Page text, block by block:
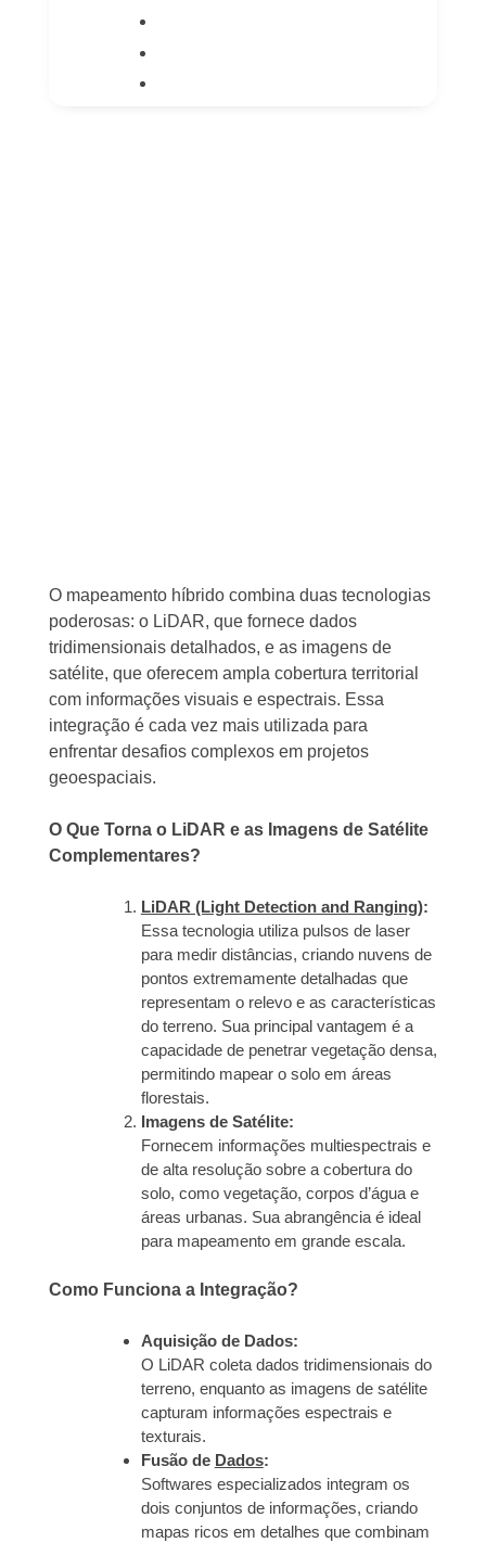
O mapeamento híbrido combina duas tecnologias
poderosas: o LiDAR, que fornece dados
tridimensionais detalhados, e as imagens de
satélite, que oferecem ampla cobertura territorial
com informações visuais e espectrais. Essa
integração é cada vez mais utilizada para
enfrentar desafios complexos em projetos
geoespaciais.
O Que Torna o LiDAR e as Imagens de Satélite
Complementares?
LiDAR (Light Detection and Ranging):
Essa tecnologia utiliza pulsos de laser
para medir distâncias, criando nuvens de
pontos extremamente detalhadas que
representam o relevo e as características
do terreno. Sua principal vantagem é a
capacidade de penetrar vegetação densa,
permitindo mapear o solo em áreas
florestais.
Imagens de Satélite:
Fornecem informações multiespectrais e
de alta resolução sobre a cobertura do
solo, como vegetação, corpos d’água e
áreas urbanas. Sua abrangência é ideal
para mapeamento em grande escala.
Como Funciona a Integração?
Aquisição de Dados:
O LiDAR coleta dados tridimensionais do
terreno, enquanto as imagens de satélite
capturam informações espectrais e
texturais.
Fusão de Dados:
Softwares especializados integram os
dois conjuntos de informações, criando
mapas ricos em detalhes que combinam